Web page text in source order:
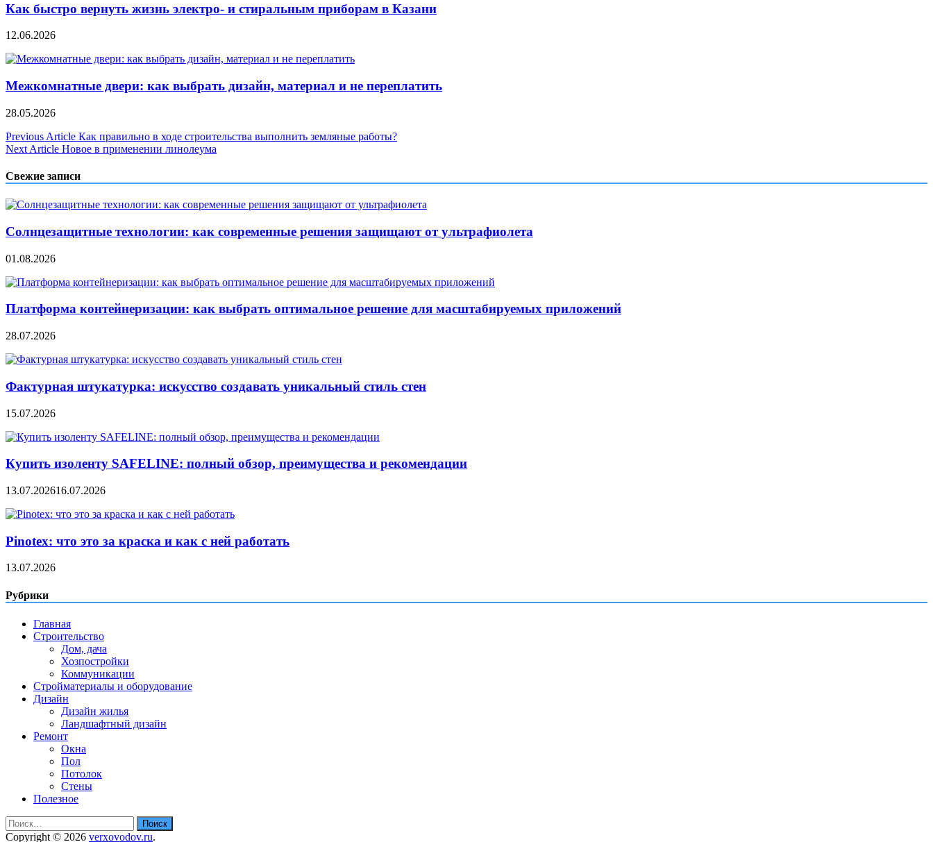
Как быстро вернуть жизнь электро- и стиральным приборам в Казани
12.06.2026
Межкомнатные двери: как выбрать дизайн, материал и не переплатить
28.05.2026
Навигация
по
записям
Previous Article Как правильно в ходе строительства выполнить земляные работы?
Next Article Новое в применении линолеума
Свежие записи
Солнцезащитные технологии: как современные решения защищают от ультрафиолета
01.08.2026
Платформа контейнеризации: как выбрать оптимальное решение для масштабируемых приложений
28.07.2026
Фактурная штукатурка: искусство создавать уникальный стиль стен
15.07.2026
Купить изоленту SAFELINE: полный обзор, преимущества и рекомендации
13.07.202616.07.2026
Pinotex: что это за краска и как с ней работать
13.07.2026
Рубрики
Главная
Строительство
Дом, дача
Хозпостройки
Коммуникации
Стройматериалы и оборудование
Дизайн
Дизайн жилья
Ландшафтный дизайн
Ремонт
Окна
Пол
Потолок
Стены
Полезное
Найти:
Copyright © 2026 verxovodov.ru.